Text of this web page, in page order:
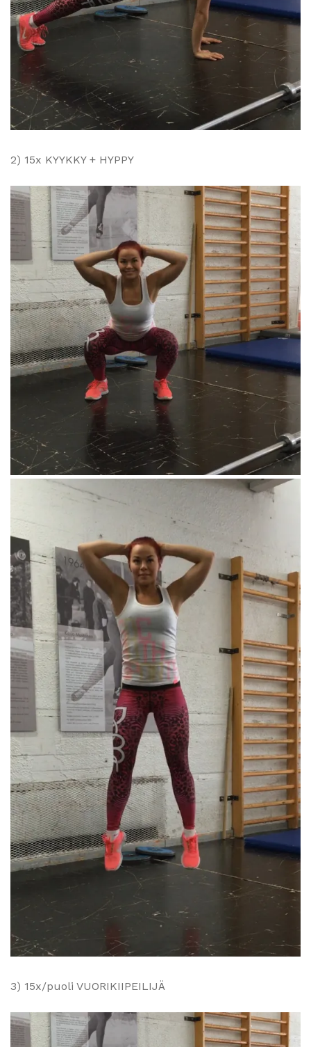
2) 15x KYYKKY + HYPPY
3) 15x/puoli VUORIKIIPEILIJÄ